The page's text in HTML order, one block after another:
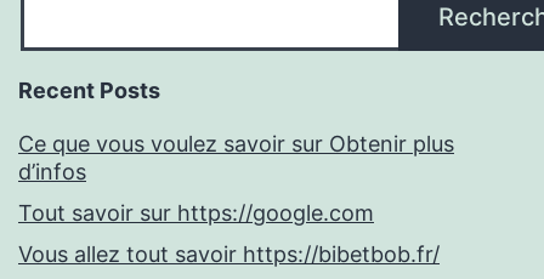
Recent Posts
Ce que vous voulez savoir sur Obtenir plus
d’infos
Tout savoir sur https://google.com
Vous allez tout savoir https://bibetbob.fr/